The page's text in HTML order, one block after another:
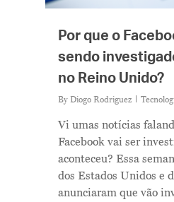
Por que o
sendo
no Reino Unido?
By Diogo Rodriguez
Vi umas notícias
Facebook vai ser
aconteceu? Essa
dos Estados Unidos e
anunciaram que vão